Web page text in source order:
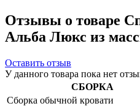
Отзывы о товаре
Альба Люкс из
Оставить отзыв
У данного товара пока нет
СБОРКА
Сборка обычной кровати